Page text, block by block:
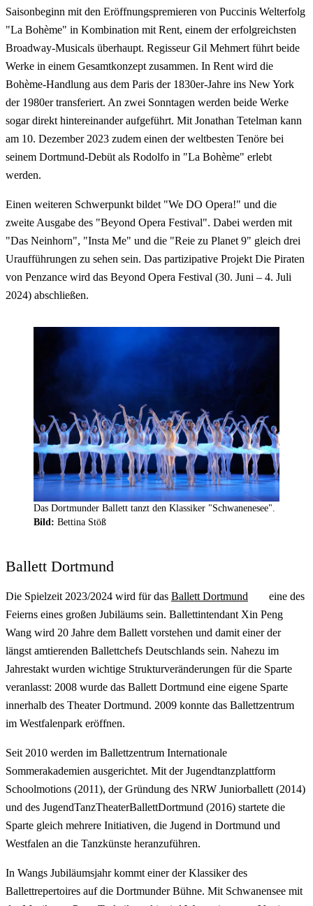
Saisonbeginn mit den Eröffnungspremieren von Puccinis Welterfolg
"La Bohème" in Kombination mit Rent, einem der erfolgreichsten
Broadway-Musicals überhaupt. Regisseur Gil Mehmert führt beide
Werke in einem Gesamtkonzept zusammen. In Rent wird die
Bohème-Handlung aus dem Paris der 1830er-Jahre ins New York
der 1980er transferiert. An zwei Sonntagen werden beide Werke
sogar direkt hintereinander aufgeführt. Mit Jonathan Tetelman kann
am 10. Dezember 2023 zudem einen der weltbesten Tenöre bei
seinem Dortmund-Debüt als Rodolfo in "La Bohème" erlebt
werden.
Einen weiteren Schwerpunkt bildet "We DO Opera!" und die
zweite Ausgabe des "Beyond Opera Festival". Dabei werden mit
"Das Neinhorn", "Insta Me" und die "Reie zu Planet 9" gleich drei
Uraufführungen zu sehen sein. Das partizipative Projekt Die Piraten
von Penzance wird das Beyond Opera Festival (30. Juni – 4. Juli
2024) abschließen.
Das Dortmunder Ballett tanzt den Klassiker "Schwanenesee".
Bild: Bettina Stöß
Ballett Dortmund
Die Spielzeit 2023/2024 wird für das Ballett Dortmund
eine des
Feierns eines großen Jubiläums sein. Ballettintendant Xin Peng
Wang wird 20 Jahre dem Ballett vorstehen und damit einer der
längst amtierenden Ballettchefs Deutschlands sein. Nahezu im
Jahrestakt wurden wichtige Strukturveränderungen für die Sparte
veranlasst: 2008 wurde das Ballett Dortmund eine eigene Sparte
innerhalb des Theater Dortmund. 2009 konnte das Ballettzentrum
im Westfalenpark eröffnen.
Seit 2010 werden im Ballettzentrum Internationale
Sommerakademien ausgerichtet. Mit der Jugendtanzplattform
Schoolmotions (2011), der Gründung des NRW Juniorballett (2014)
und des JugendTanzTheaterBallettDortmund (2016) startete die
Sparte gleich mehrere Initiativen, die Jugend in Dortmund und
Westfalen an die Tanzkünste heranzuführen.
In Wangs Jubiläumsjahr kommt einer der Klassiker des
Ballettrepertoires auf die Dortmunder Bühne. Mit Schwanensee mit